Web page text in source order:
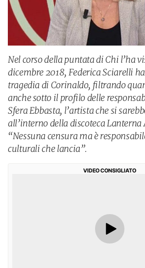
Nel corso della puntata di Chi l’ha
dicembre 2018, Federica Sciarelli
tragedia di Corinaldo, filtrando
anche sotto il profilo delle
Sfera Ebbasta, l’artista che si
all’interno della discoteca Lanterna
“Nessuna censura ma è
culturali che lancia”.
VIDEO CONSIGLIATO